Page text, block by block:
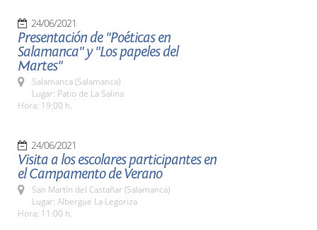
24/06/2021
Presentación de "Poéticas en
Salamanca" y "Los papeles del
Martes"
Salamanca (Salamanca)
Lugar: Patio de La Salina
Hora: 19:00 h.
24/06/2021
Visita a los escolares participantes en
el Campamento de Verano
San Martín del Castañar (Salamanca)
Lugar: Albergue La Legoriza
Hora: 11:00 h.